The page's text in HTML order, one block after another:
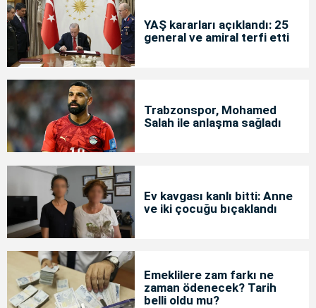
YAŞ kararları açıklandı: 25
general ve amiral terfi etti
Trabzonspor, Mohamed
Salah ile anlaşma sağladı
Ev kavgası kanlı bitti: Anne
ve iki çocuğu bıçaklandı
Emeklilere zam farkı ne
zaman ödenecek? Tarih
belli oldu mu?